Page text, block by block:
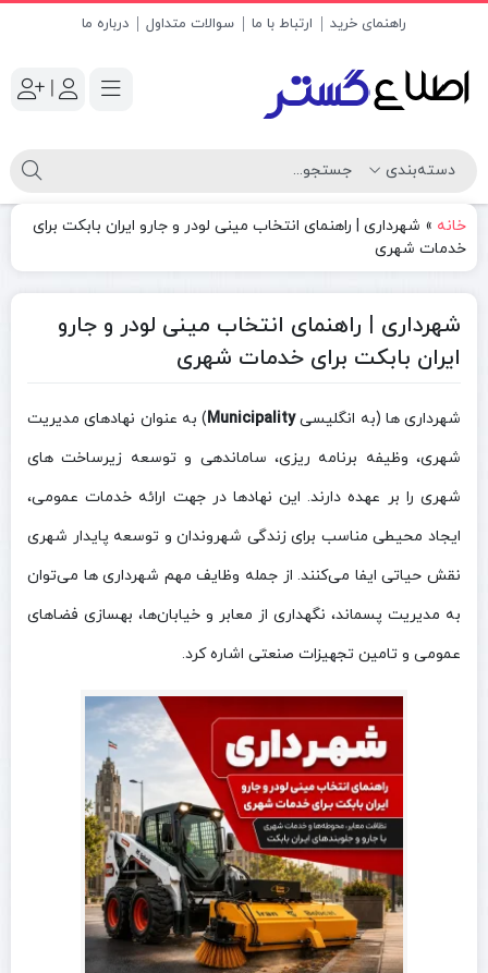
راهنمای خرید ارتباط با ما سوالات متداول درباره ما
|
خانه » شهرداری | راهنمای انتخاب مینی لودر و جارو ایران بابکت برای
خدمات شهری
شهرداری | راهنمای انتخاب مینی لودر و جارو
ایران بابکت برای خدمات شهری
شهرداری‌ ها (به انگلیسیMunicipality) به عنوان نهادهای مدیریت
شهری، وظیفه برنامه‌ ریزی، ساماندهی و توسعه زیرساخت‌ های
شهری را بر عهده دارند. این نهادها در جهت ارائه خدمات عمومی،
ایجاد محیطی مناسب برای زندگی شهروندان و توسعه پایدار شهری
نقش حیاتی ایفا می‌کنند. از جمله وظایف مهم شهرداری‌ ها می‌توان
به مدیریت پسماند، نگهداری از معابر و خیابان‌ها، بهسازی فضاهای
عمومی و تامین تجهیزات صنعتی اشاره کرد.